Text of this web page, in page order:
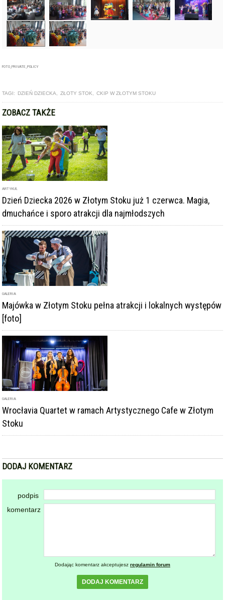
FOTO_PRIVATE_POLICY
TAGI: DZIEŃ DZIECKA ZŁOTY STOK CKIP W ZŁOTYM STOKU
ZOBACZ TAKŻE
ARTYKUŁ
Dzień Dziecka 2026 w Złotym Stoku już 1 czerwca. Magia,
dmuchańce i sporo atrakcji dla najmłodszych
GALERIA
Majówka w Złotym Stoku pełna atrakcji i lokalnych występów
[foto]
GALERIA
Wrocłavia Quartet w ramach Artystycznego Cafe w Złotym
Stoku
DODAJ KOMENTARZ
podpis
komentarz
Dodając komentarz akceptujesz regulamin forum
DODAJ KOMENTARZ